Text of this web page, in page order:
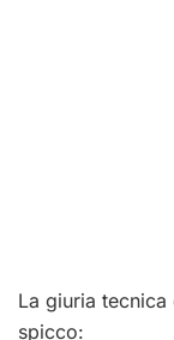
La giuria
spicco: